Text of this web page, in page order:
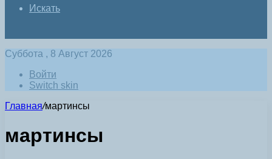
Искать
Суббота , 8 Август 2026
Войти
Switch skin
Главная/мартинсы
мартинсы